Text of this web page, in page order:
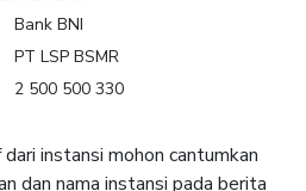
Bank BNI
PT LSP BSMR
2 500 500 330
instansi mohon cantumkan
dan nama instansi pada berita